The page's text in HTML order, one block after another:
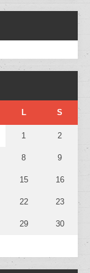
L S
1 2
8 9
15 16
22 23
29 30